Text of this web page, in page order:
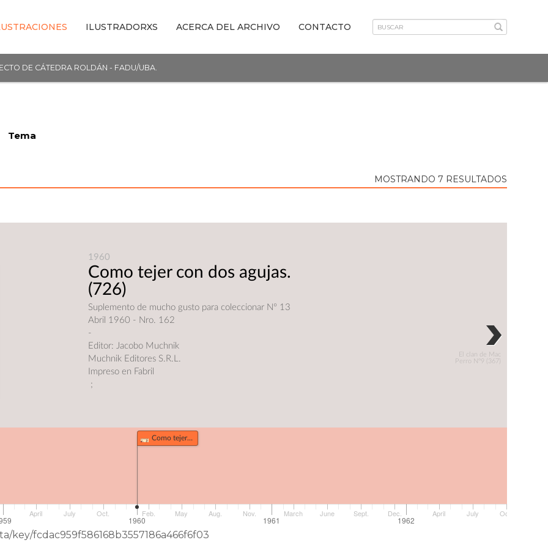
ILUSTRADORXS ACERCA DEL ARCHIVO CONTACTO
DE CÁTEDRA ROLDÁN - FADU/UBA.
Tema
MOSTRANDO 7 RESULTADOS
1960
Como tejer con dos agujas.
(726)
Suplemento de mucho gusto para coleccionar Nº 13
Abril 1960 - Nro. 162
-
Editor: Jacobo Muchnik
Muchnik Editores S.R.L.
Impreso en Fabril
;
El clan de Mac
Perro Nº9 (367)
Como tejer con dos agujas. (726)
1960 1961 1962
April July Oct. Feb. May Aug. Nov. March June Sept. Dec. April July Oct.
key/fcdac959f586168b3557186a466f6f03